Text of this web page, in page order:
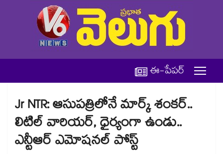
ఈ-పేపర్
Jr NTR: ఆసుపత్రిలోనే మార్క్ శంకర్..
లిటిల్ వారియర్, ధైర్యంగా ఉండు..
ఎన్టీఆర్ ఎమోషనల్ పోస్ట్